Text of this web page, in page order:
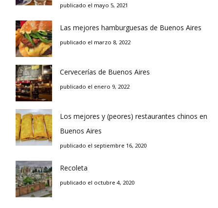
publicado el mayo 5, 2021
Las mejores hamburguesas de Buenos Aires
publicado el marzo 8, 2022
Cervecerías de Buenos Aires
publicado el enero 9, 2022
Los mejores y (peores) restaurantes chinos en
Buenos Aires
publicado el septiembre 16, 2020
Recoleta
publicado el octubre 4, 2020